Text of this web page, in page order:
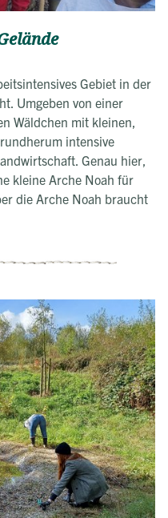
Gebiet in der
Umgeben von einer
Wäldchen mit kleinen,
intensive
Genau hier,
kleine Arche Noah für
die Arche Noah braucht